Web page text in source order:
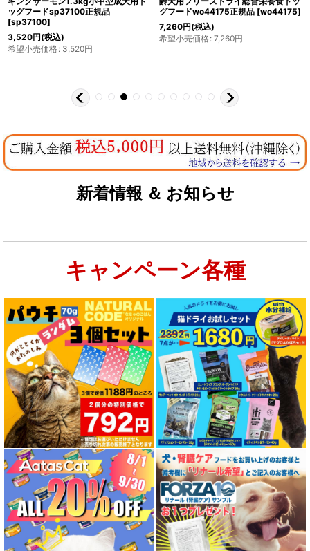
ッグフードsp37100正規品
[sp37100]
3,520円(税込)
希望小売価格: 3,520円
グフードwo44175正規品 [wo44175]
7,260円(税込)
希望小売価格: 7,260円
新着情報 ＆ お知らせ
キャンペーン各種